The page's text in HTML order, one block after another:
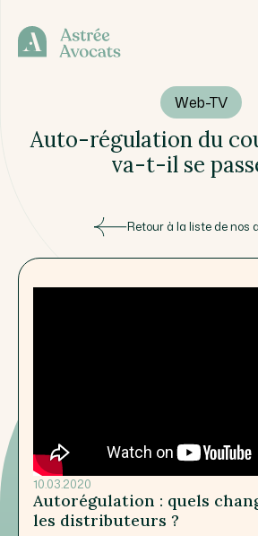
Web-TV
Auto-régulation du
va-t-il se
Retour à la liste de nos
10.03.2020
Autorégulation : quels
les distributeurs ?